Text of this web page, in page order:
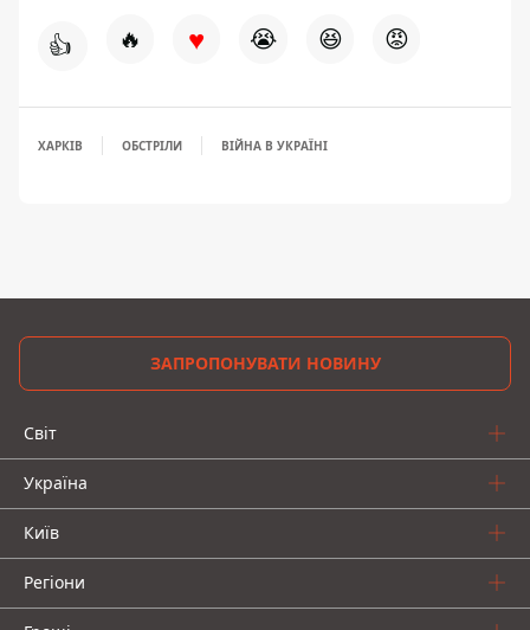
👍 🔥 ♥ 😭 😆 😡
ХАРКІВ ОБСТРІЛИ ВІЙНА В УКРАЇНІ
ЗАПРОПОНУВАТИ НОВИНУ
Світ
Україна
Київ
Регіони